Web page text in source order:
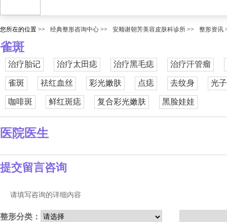
您所在的位置 >> 经典整形咨询中心 >> 安顺谢朝芳美容皮肤科诊所 >> 整形资讯
雀斑
治疗胎记 治疗太田痣 治疗黑毛痣 治疗汗管瘤
雀斑 祛红血丝 彩光嫩肤 点痣 去纹身 光
咖啡斑 鲜红斑痣 复合彩光嫩肤 黑脸娃娃
医院医生
提交留言咨询
请填写咨询的详细内容
整形分类：